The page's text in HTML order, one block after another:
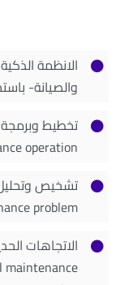
الانظمة
والصيانة-
operation
problem
maintenance